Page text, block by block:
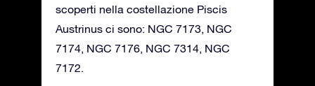
scoperti nella costellazione Piscis
Austrinus ci sono: NGC 7173, NGC
7174, NGC 7176, NGC 7314, NGC
7172.